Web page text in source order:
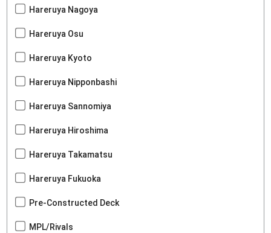
Hareruya Nagoya
Hareruya Osu
Hareruya Kyoto
Hareruya Nipponbashi
Hareruya Sannomiya
Hareruya Hiroshima
Hareruya Takamatsu
Hareruya Fukuoka
Pre-Constructed Deck
MPL/Rivals